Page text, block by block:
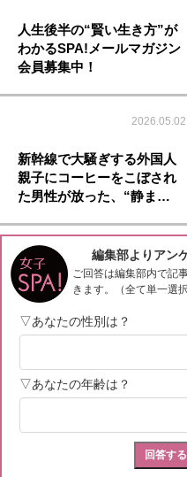
人生後半の“賢い生き方”が
わかるSPA!メールマガジン
会員募集中！
2026.05.02
新幹線で大騒ぎする外国人
親子にコーヒーをこぼされ
た男性が放った、“静ま…